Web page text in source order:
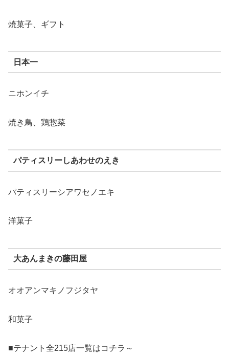
焼菓子、ギフト
日本一
ニホンイチ
焼き鳥、鶏惣菜
パティスリーしあわせのえき
パティスリーシアワセノエキ
洋菓子
大あんまきの藤田屋
オオアンマキノフジタヤ
和菓子
■テナント全215店一覧はコチラ～